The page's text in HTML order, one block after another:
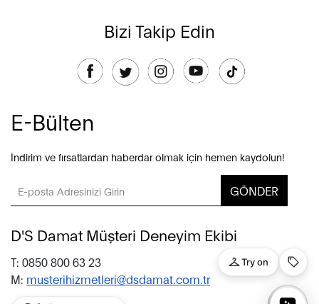
Bizi Takip Edin
E-Bülten
İndirim ve fırsatlardan haberdar olmak için hemen kaydolun!
GÖNDER
D'S Damat Müşteri Deneyim Ekibi
T: 0850 800 63 23
M: musterihizmetleri@dsdamat.com.tr